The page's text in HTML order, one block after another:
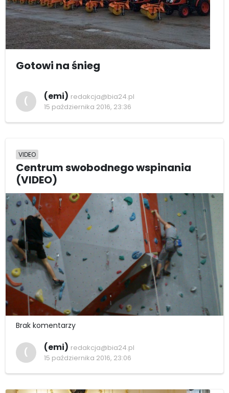
Gotowi na śnieg
( (emi) redakcja@bia24.pl
15 października 2016, 23:36
VIDEO
Centrum swobodnego wspinania
(VIDEO)
Brak komentarzy
( (emi) redakcja@bia24.pl
15 października 2016, 23:06